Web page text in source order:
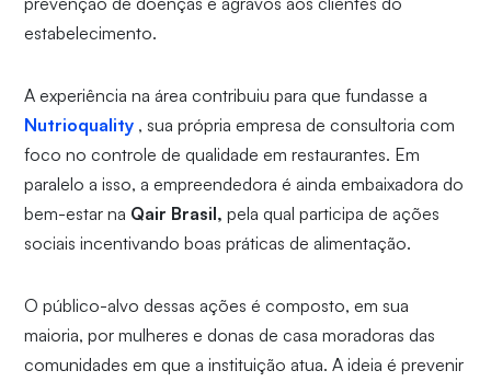
estabelecimento.
A experiência na área contribuiu para que fundasse a
Nutrioquality , sua própria empresa de consultoria com
foco no controle de qualidade em restaurantes. Em
paralelo a isso, a empreendedora é ainda embaixadora do
bem-estar na Qair Brasil, pela qual participa de ações
sociais incentivando boas práticas de alimentação.
O público-alvo dessas ações é composto, em sua
maioria, por mulheres e donas de casa moradoras das
comunidades em que a instituição atua. A ideia é prevenir